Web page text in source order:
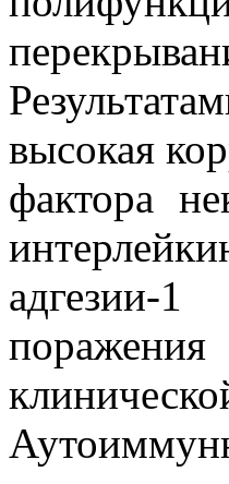
высокая
фактора
адгезии-